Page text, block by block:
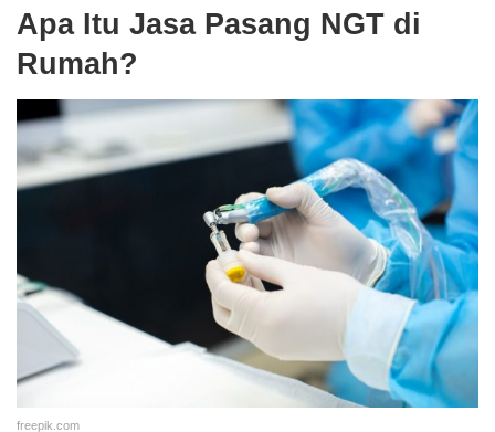
Apa Itu Jasa Pasang NGT di
Rumah?
freepik.com